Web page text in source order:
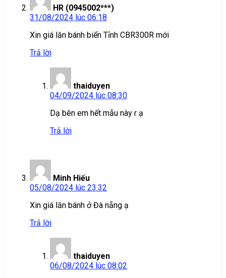
HR (0945002***)
31/08/2024 lúc 06:18
Xin giá lăn bánh biển Tỉnh CBR300R mới
Trả lời
thaiduyen
04/09/2024 lúc 08:30
Dạ bên em hết mẫu này r ạ
Trả lời
Minh Hiếu
05/08/2024 lúc 23:32
Xin giá lăn bánh ở Đà nẵng ạ
Trả lời
thaiduyen
06/08/2024 lúc 08:02